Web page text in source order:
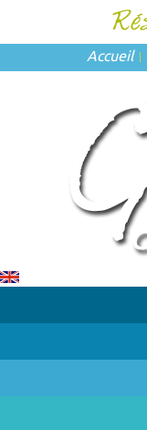
Accueil